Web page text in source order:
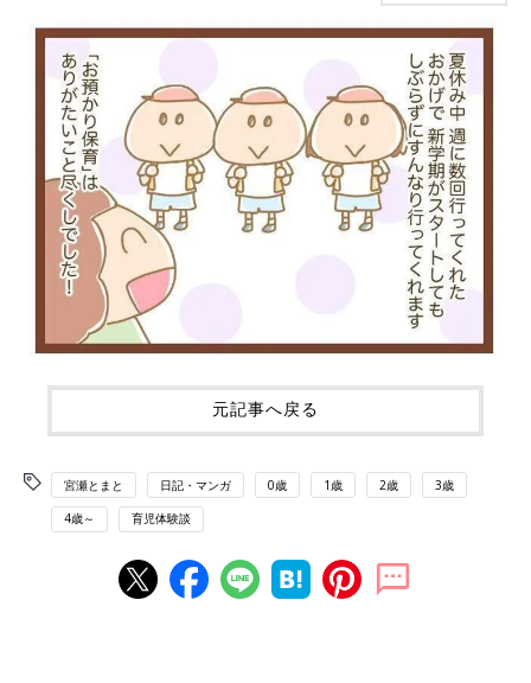
元記事へ戻る
宮瀬とまと 日記・マンガ 0歳 1歳 2歳 3歳
4歳～ 育児体験談